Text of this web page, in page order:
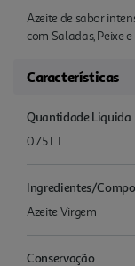
Azeite de sabor
com Saladas, Peixe
Características
Quantidade Liquida
0.75 LT
Ingredientes/
Azeite Virgem
Conservação